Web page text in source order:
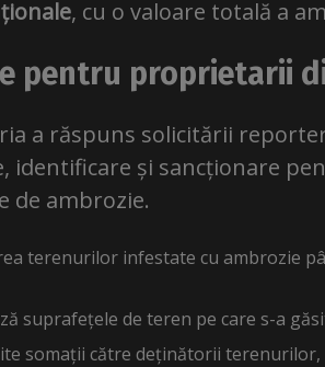
, cu o valoare totală a
pentru proprietarii
a răspuns solicitării
identificare și sancționare
de ambrozie.
terenurilor infestate cu ambrozie
suprafețele de teren pe care s-a
somații către deținătorii